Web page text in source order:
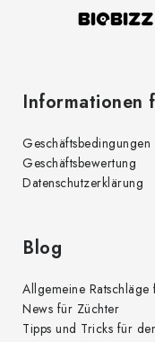
Informationen
Geschäftsbedingungen
Geschäftsbewertung
Datenschutzerklärung
Blog
Allgemeine
News für Züchter
Tipps und Tricks für